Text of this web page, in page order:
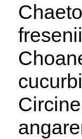
fresenii